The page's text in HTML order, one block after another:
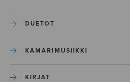
DUETOT
KAMARIMUSIIKKI
KIRJAT